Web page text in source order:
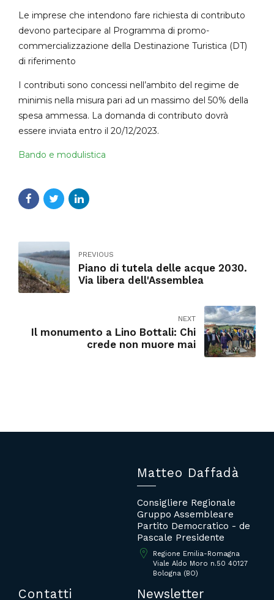
Le imprese che intendono fare richiesta di contributo
devono partecipare al Programma di promo-
commercializzazione della Destinazione Turistica (DT)
di riferimento
I contributi sono concessi nell’ambito del regime de
minimis nella misura pari ad un massimo del 50% della
spesa ammessa. La domanda di contributo dovrà
essere inviata entro il 20/12/2023.
Bando e modulistica
PREVIOUS
Piano di tutela delle acque 2030.
Via libera dell'Assemblea
NEXT
Il monumento a Lino Bottali: Chi
crede non muore mai
Matteo Daffadà
Consigliere Regionale
Gruppo Assembleare
Partito Democratico - de
Pascale Presidente
Regione Emilia-Romagna
Viale Aldo Moro n.50 40127
Bologna (BO)
Contatti Newsletter